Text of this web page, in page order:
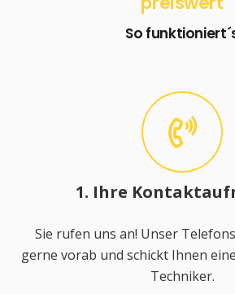
So
1. Ihre
Sie rufen uns an! Unser
gerne vorab und schickt Ihnen
Techniker.